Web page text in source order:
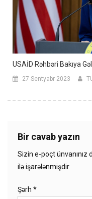
USAİD Rəhbəri Bakıya
27 Sentyabr 2023
Bir cavab yazın
Sizin e-poçt ünvanınız
ilə işarələnmişdir
Şərh *